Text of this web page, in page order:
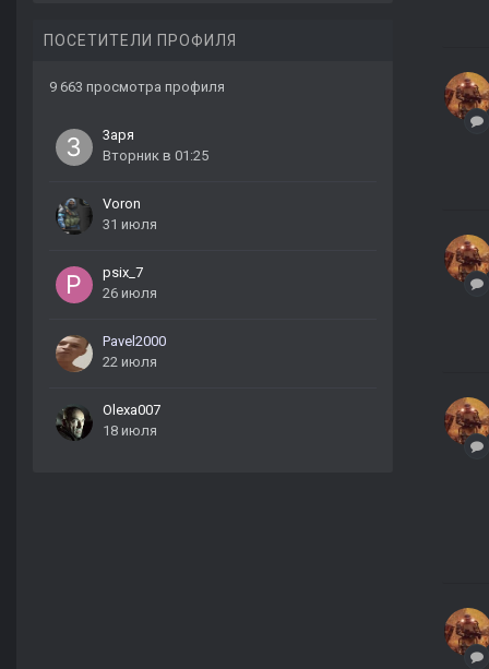
ПОСЕТИТЕЛИ ПРОФИЛЯ
9 663 просмотра профиля
3аря
Вторник в 01:25
Voron
31 июля
psix_7
26 июля
Pavel2000
22 июля
Olexa007
18 июля